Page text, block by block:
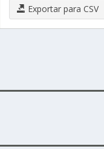
Exportar para CSV